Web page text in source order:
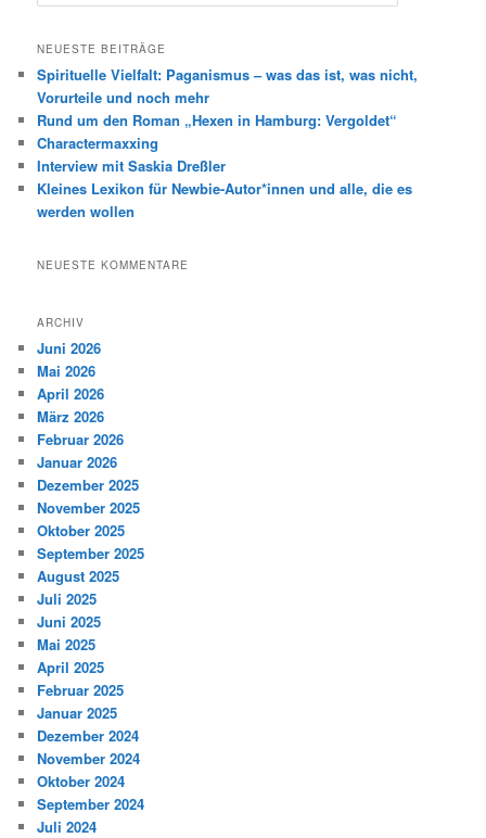
h
n
NEUESTE BEITRÄGE
Spirituelle Vielfalt: Paganismus – was das ist, was nicht,
Vorurteile und noch mehr
Rund um den Roman „Hexen in Hamburg: Vergoldet“
Charactermaxxing
Interview mit Saskia Dreßler
Kleines Lexikon für Newbie-Autor*innen und alle, die es
werden wollen
NEUESTE KOMMENTARE
ARCHIV
Juni 2026
Mai 2026
April 2026
März 2026
Februar 2026
Januar 2026
Dezember 2025
November 2025
Oktober 2025
September 2025
August 2025
Juli 2025
Juni 2025
Mai 2025
April 2025
Februar 2025
Januar 2025
Dezember 2024
November 2024
Oktober 2024
September 2024
Juli 2024